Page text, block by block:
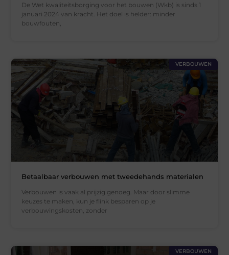
De Wet kwaliteitsborging voor het bouwen (Wkb) is sinds 1
januari 2024 van kracht. Het doel is helder: minder
bouwfouten,
VERBOUWEN
Betaalbaar verbouwen met tweedehands materialen
Verbouwen is vaak al prijzig genoeg. Maar door slimme
keuzes te maken, kun je flink besparen op je
verbouwingskosten, zonder
VERBOUWEN